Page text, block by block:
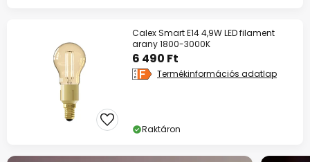
Calex Smart E14 4,9W LED filament
arany 1800-3000K
6 490 Ft
Termékinformációs adatlap
Raktáron